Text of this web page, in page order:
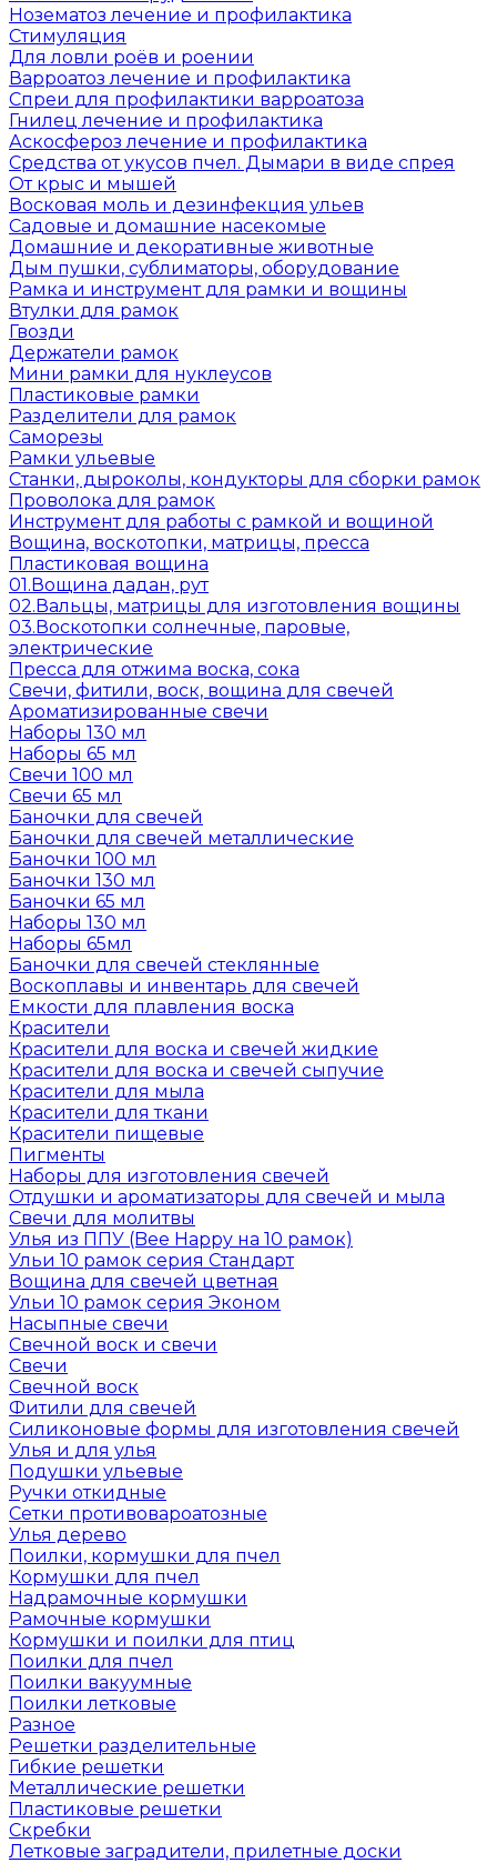
Нозематоз лечение и профилактика
Стимуляция
Для ловли роёв и роении
Варроатоз лечение и профилактика
Спреи для профилактики варроатоза
Гнилец лечение и профилактика
Аскосфероз лечение и профилактика
Средства от укусов пчел. Дымари в виде спрея
От крыс и мышей
Восковая моль и дезинфекция ульев
Садовые и домашние насекомые
Домашние и декоративные животные
Дым пушки, сублиматоры, оборудование
Рамка и инструмент для рамки и вощины
Втулки для рамок
Гвозди
Держатели рамок
Мини рамки для нуклеусов
Пластиковые рамки
Разделители для рамок
Саморезы
Рамки ульевые
Станки, дыроколы, кондукторы для сборки рамок
Проволока для рамок
Инструмент для работы с рамкой и вощиной
Вощина, воскотопки, матрицы, пресса
Пластиковая вощина
01.Вощина дадан, рут
02.Вальцы, матрицы для изготовления вощины
03.Воскотопки солнечные, паровые,
электрические
Пресса для отжима воска, сока
Свечи, фитили, воск, вощина для свечей
Ароматизированные свечи
Наборы 130 мл
Наборы 65 мл
Свечи 100 мл
Свечи 65 мл
Баночки для свечей
Баночки для свечей металлические
Баночки 100 мл
Баночки 130 мл
Баночки 65 мл
Наборы 130 мл
Наборы 65мл
Баночки для свечей стеклянные
Воскоплавы и инвентарь для свечей
Емкости для плавления воска
Красители
Красители для воска и свечей жидкие
Красители для воска и свечей сыпучие
Красители для мыла
Красители для ткани
Красители пищевые
Пигменты
Наборы для изготовления свечей
Отдушки и ароматизаторы для свечей и мыла
Свечи для молитвы
Улья из ППУ (Bee Happy на 10 рамок)
Ульи 10 рамок серия Стандарт
Вощина для свечей цветная
Ульи 10 рамок серия Эконом
Насыпные свечи
Свечной воск и свечи
Свечи
Свечной воск
Фитили для свечей
Силиконовые формы для изготовления свечей
Улья и для улья
Подушки ульевые
Ручки откидные
Сетки противовароатозные
Улья дерево
Поилки, кормушки для пчел
Кормушки для пчел
Надрамочные кормушки
Рамочные кормушки
Кормушки и поилки для птиц
Поилки для пчел
Поилки вакуумные
Поилки летковые
Разное
Решетки разделительные
Гибкие решетки
Металлические решетки
Пластиковые решетки
Скребки
Летковые заградители, прилетные доски